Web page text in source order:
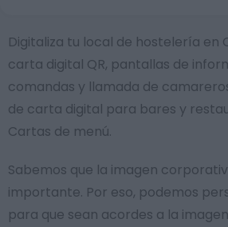
Digitaliza tu local de hostelería en
carta digital QR, pantallas de
comandas y llamada de
de carta digital para bares y
Cartas de menú.
Sabemos que la imagen
importante. Por eso, podemos
para que sean acordes a la